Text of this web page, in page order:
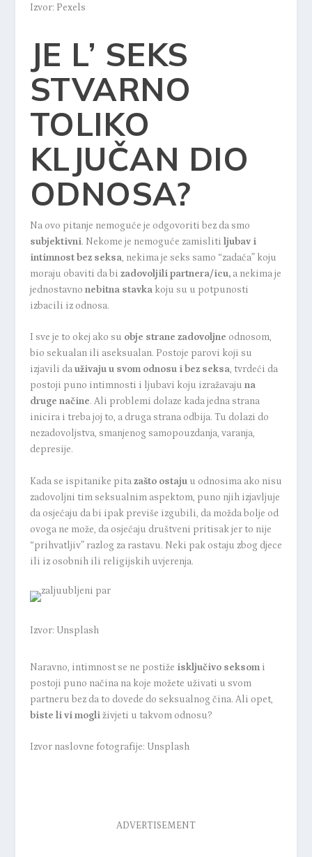
Izvor: Pexels
JE L’ SEKS
STVARNO
TOLIKO
KLJUČAN DIO
ODNOSA?
Na ovo pitanje nemoguće je odgovoriti bez da smo
subjektivni. Nekome je nemoguće zamisliti ljubav i
intimnost bez seksa, nekima je seks samo “zadaća” koju
moraju obaviti da bi zadovoljili partnera/icu,a nekima je
jednostavno nebitna stavkakoju su u potpunosti
izbacili iz odnosa.
I sve je to okej ako su obje strane zadovoljne odnosom,
bio sekualan ili aseksualan. Postoje parovi koji su
izjavili dauživaju u svom odnosu i bez seksa, tvrdeći da
postoji puno intimnosti i ljubavi koju izražavaju na
druge načine. Ali problemi dolaze kada jedna strana
inicira i treba joj to, a druga strana odbija. Tu dolazi do
nezadovoljstva, smanjenog samopouzdanja, varanja,
depresije.
Kada se ispitanike pitazašto ostajuu odnosima ako nisu
zadovoljni tim seksualnim aspektom, puno njih izjavljuje
da osjećaju da bi ipak previše izgubili, da možda bolje od
ovoga ne može, da osjećaju društveni pritisak jer to nije
“prihvatljiv” razlog za rastavu. Neki pak ostaju zbog djece
ili iz osobnih ili religijskih uvjerenja.
Izvor: Unsplash
Naravno, intimnost se ne postiže isključivo seksomi
postoji puno načina na koje možete uživati u svom
partneru bez da to dovede do seksualnog čina. Ali opet,
biste li vi mogliživjeti u takvom odnosu?
Izvor naslovne fotografije: Unsplash
ADVERTISEMENT